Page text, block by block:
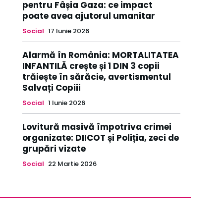
pentru Fâșia Gaza: ce impact
poate avea ajutorul umanitar
Social 17 Iunie 2026
Alarmă în România: MORTALITATEA
INFANTILĂ crește și 1 DIN 3 copii
trăiește în sărăcie, avertismentul
Salvați Copiii
Social 1 Iunie 2026
Lovitură masivă împotriva crimei
organizate: DIICOT și Poliția, zeci de
grupări vizate
Social 22 Martie 2026